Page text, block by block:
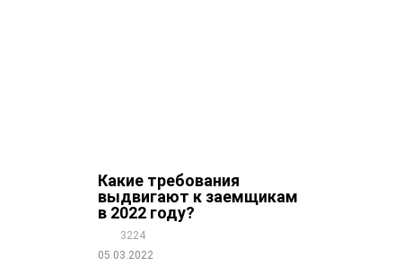
Какие требования
выдвигают к заемщикам
в 2022 году?
3224
05.03.2022